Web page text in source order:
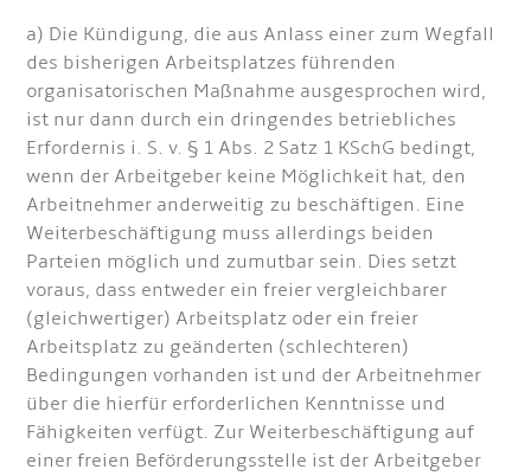
a) Die Kündigung, die aus Anlass einer zum Wegfall
des bisherigen Arbeitsplatzes führenden
organisatorischen Maßnahme ausgesprochen wird,
ist nur dann durch ein dringendes betriebliches
Erfordernis i. S. v. § 1 Abs. 2 Satz 1 KSchG bedingt,
wenn der Arbeitgeber keine Möglichkeit hat, den
Arbeitnehmer anderweitig zu beschäftigen. Eine
Weiterbeschäftigung muss allerdings beiden
Parteien möglich und zumutbar sein. Dies setzt
voraus, dass entweder ein freier vergleichbarer
(gleichwertiger) Arbeitsplatz oder ein freier
Arbeitsplatz zu geänderten (schlechteren)
Bedingungen vorhanden ist und der Arbeitnehmer
über die hierfür erforderlichen Kenntnisse und
Fähigkeiten verfügt. Zur Weiterbeschäftigung auf
einer freien Beförderungsstelle ist der Arbeitgeber